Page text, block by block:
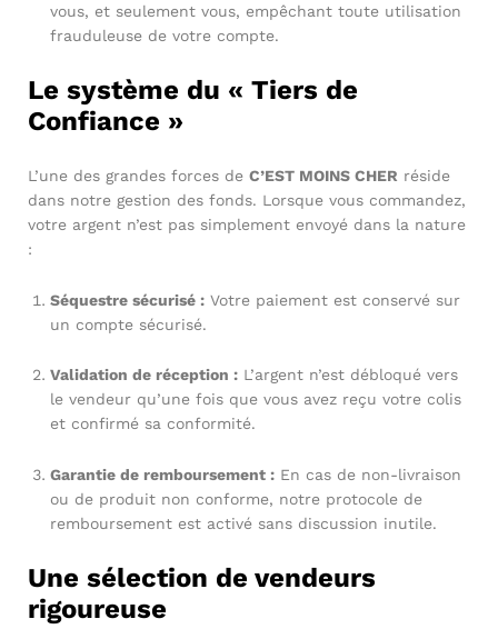
vous, et seulement vous, empêchant toute utilisation
frauduleuse de votre compte.
Le système du « Tiers de
Confiance »
L’une des grandes forces de C’EST MOINS CHER réside
dans notre gestion des fonds. Lorsque vous commandez,
votre argent n’est pas simplement envoyé dans la nature
:
Séquestre sécurisé : Votre paiement est conservé sur
un compte sécurisé.
Validation de réception : L’argent n’est débloqué vers
le vendeur qu’une fois que vous avez reçu votre colis
et confirmé sa conformité.
Garantie de remboursement : En cas de non-livraison
ou de produit non conforme, notre protocole de
remboursement est activé sans discussion inutile.
Une sélection de vendeurs
rigoureuse